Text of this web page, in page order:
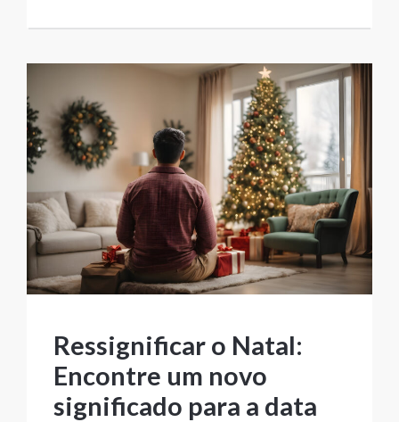
Ressignificar o Natal:
Encontre um novo
significado para a data